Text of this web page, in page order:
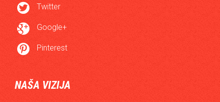
 Twitter
 Google+
 Pinterest
NAŠA VIZIJA